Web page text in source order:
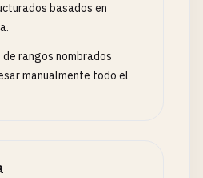
basados en
rangos nombrados
manualmente todo el